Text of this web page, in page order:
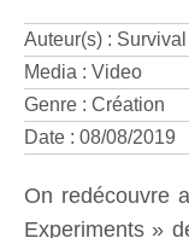
Auteur(s) :
Media : Video
Genre : Création
Date : 08/08/2019
On redécouvre
Experiments »